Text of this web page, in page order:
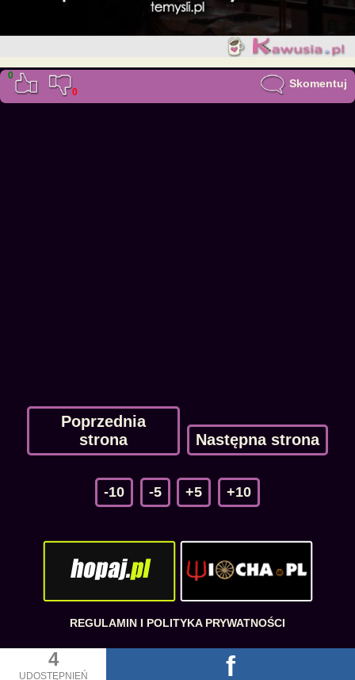
0
0
Skomentuj
4
UDOSTĘPNIEŃ f
Poprzednia
strona
Następna strona
-10 -5 +5 +10
REGULAMIN I POLITYKA PRYWATNOŚCI